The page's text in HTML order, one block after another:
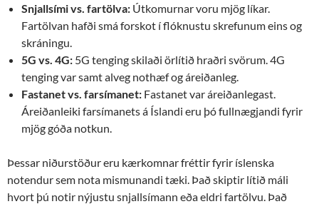
Snjallsími vs. fartölva: Útkomurnar voru mjög líkar.
Fartölvan hafði smá forskot í flóknustu skrefunum eins og
skráningu.
5G vs. 4G: 5G tenging skilaði örlítið hraðri svörum. 4G
tenging var samt alveg nothæf og áreiðanleg.
Fastanet vs. farsímanet: Fastanet var áreiðanlegast.
Áreiðanleiki farsímanets á Íslandi eru þó fullnægjandi fyrir
mjög góða notkun.
Þessar niðurstöður eru kærkomnar fréttir fyrir íslenska
notendur sem nota mismunandi tæki. Það skiptir lítið máli
hvort þú notir nýjustu snjallsímann eða eldri fartölvu. Það